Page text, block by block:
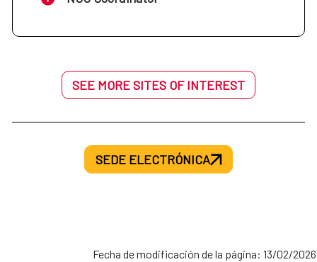
SEE MORE SITES OF INTEREST
SEDE ELECTRÓNICA
Fecha de modificación de la página: 13/02/2026